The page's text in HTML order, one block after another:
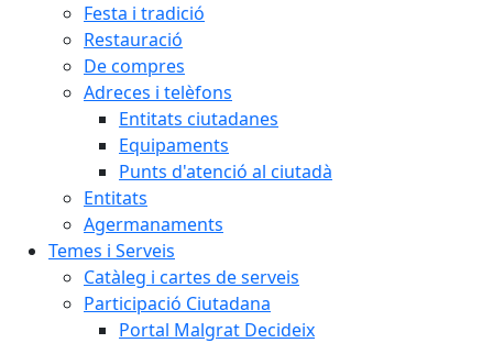
Festa i tradició
Restauració
De compres
Adreces i telèfons
Entitats ciutadanes
Equipaments
Punts d'atenció al ciutadà
Entitats
Agermanaments
Temes i Serveis
Catàleg i cartes de serveis
Participació Ciutadana
Portal Malgrat Decideix